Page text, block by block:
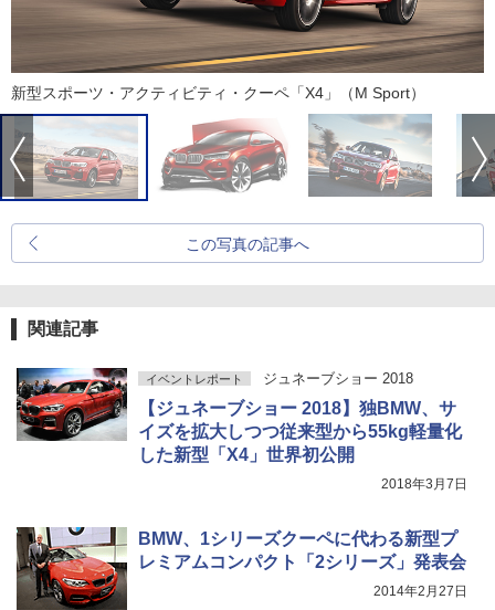
新型スポーツ・アクティビティ・クーペ「X4」（M Sport）
この写真の記事へ
関連記事
イベントレポート ジュネーブショー 2018
【ジュネーブショー 2018】独BMW、サ
イズを拡大しつつ従来型から55kg軽量化
した新型「X4」世界初公開
2018年3月7日
BMW、1シリーズクーペに代わる新型プ
レミアムコンパクト「2シリーズ」発表会
2014年2月27日